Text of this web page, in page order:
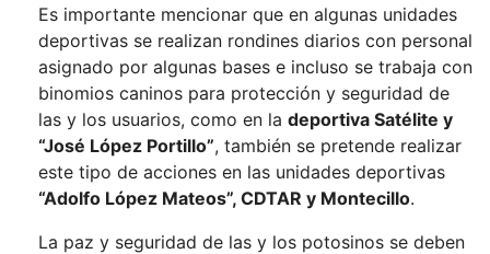
Es importante mencionar que en algunas unidades
deportivas se realizan rondines diarios con personal
asignado por algunas bases e incluso se trabaja con
binomios caninos para protección y seguridad de
las y los usuarios, como en la deportiva Satélite y
“José López Portillo”, también se pretende realizar
este tipo de acciones en las unidades deportivas
“Adolfo López Mateos”, CDTAR y Montecillo.
La paz y seguridad de las y los potosinos se deben